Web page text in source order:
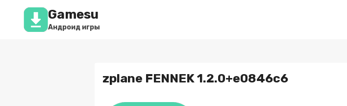
Перейти
содержимому
Gamesu
Андроид игры
zplane FENNEK 1.2.0+e0846c6